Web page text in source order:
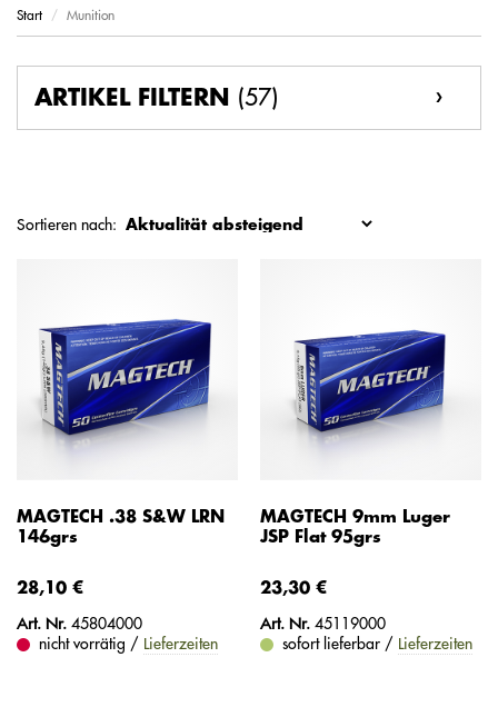
Start Munition
ARTIKEL FILTERN (57)
Sortieren nach:
MAGTECH .38 S&W LRN
146grs
28,10 €
Art. Nr. 45804000
nicht vorrätig / Lieferzeiten
MAGTECH 9mm Luger
JSP Flat 95grs
23,30 €
Art. Nr. 45119000
sofort lieferbar / Lieferzeiten